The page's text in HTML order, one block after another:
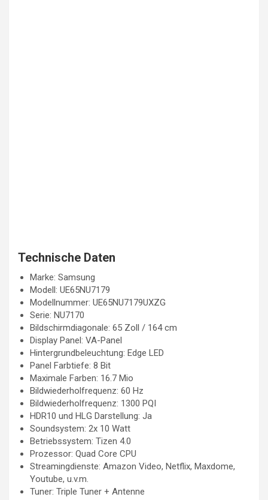
Technische Daten
Marke: Samsung
Modell: UE65NU7179
Modellnummer: UE65NU7179UXZG
Serie: NU7170
Bildschirmdiagonale: 65 Zoll / 164 cm
Display Panel: VA-Panel
Hintergrundbeleuchtung: Edge LED
Panel Farbtiefe: 8 Bit
Maximale Farben: 16.7 Mio
Bildwiederholfrequenz: 60 Hz
Bildwiederholfrequenz: 1300 PQI
HDR10 und HLG Darstellung: Ja
Soundsystem: 2x 10 Watt
Betriebssystem: Tizen 4.0
Prozessor: Quad Core CPU
Streamingdienste: Amazon Video, Netflix, Maxdome,
Youtube, u.v.m.
Tuner: Triple Tuner + Antenne